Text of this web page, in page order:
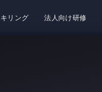
リング 法人向け研修